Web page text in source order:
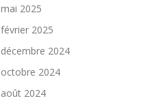
mai 2025
février 2025
décembre 2024
octobre 2024
août 2024